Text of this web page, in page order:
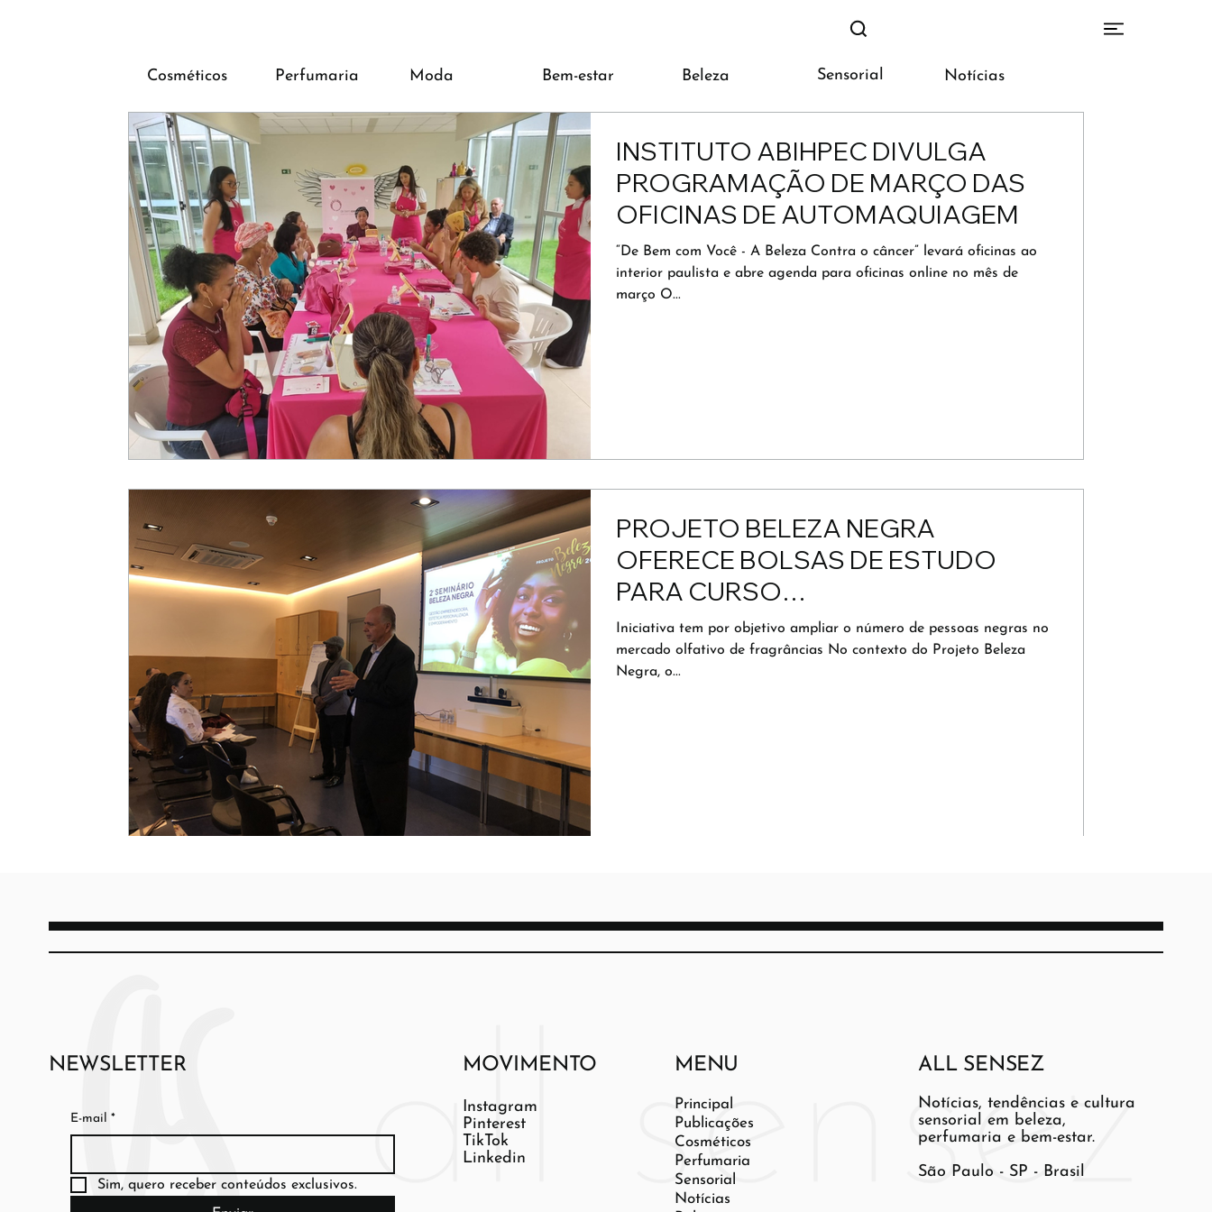
Cosméticos Perfumaria Moda Bem-estar Beleza Sensorial Notícias
INSTITUTO ABIHPEC DIVULGA
PROGRAMAÇÃO DE MARÇO DAS
OFICINAS DE AUTOMAQUIAGEM
“De Bem com Você - A Beleza Contra o câncer” levará oficinas ao
interior paulista e abre agenda para oficinas online no mês de
março O...
PROJETO BELEZA NEGRA
OFERECE BOLSAS DE ESTUDO
PARA CURSO
PROFISSIONALIZANTE DE
AVALIADORES OLFATIVO
Iniciativa tem por objetivo ampliar o número de pessoas negras no
mercado olfativo de fragrâncias No contexto do Projeto Beleza
Negra, o...
NEWSLETTER
E-mail *
Sim, quero receber conteúdos exclusivos.
MOVIMENTO
Instagram
Pinterest
TikTok
Linkedin
MENU
Principal
Publicações
Cosméticos
Perfumaria
Sensorial
Notícias
ALL SENSEZ
Notícias, tendências e cultura
sensorial em beleza,
perfumaria e bem-estar.
São Paulo - SP - Brasil